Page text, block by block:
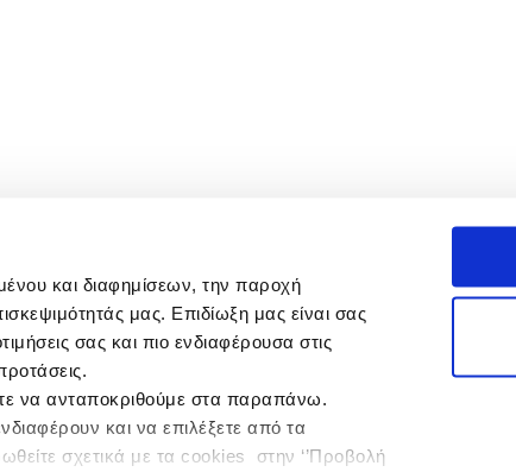
και διαφημίσεων, την παροχή
μας. Επιδίωξη μας είναι σας
σας και πιο ενδιαφέρουσα στις
να ανταποκριθούμε στα παραπάνω.
και να επιλέξετε από τα
σχετικά με τα cookies στην ‘’Προβολή